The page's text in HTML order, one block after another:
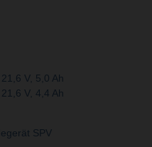
V, 5,0 Ah
V, 4,4 Ah
SPV